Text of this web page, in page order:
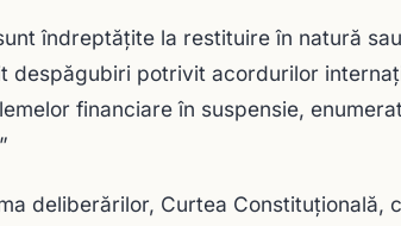
îndreptăţite la restituire în natură
despăgubiri potrivit acordurilor
financiare în suspensie,
deliberărilor, Curtea Constituțională,